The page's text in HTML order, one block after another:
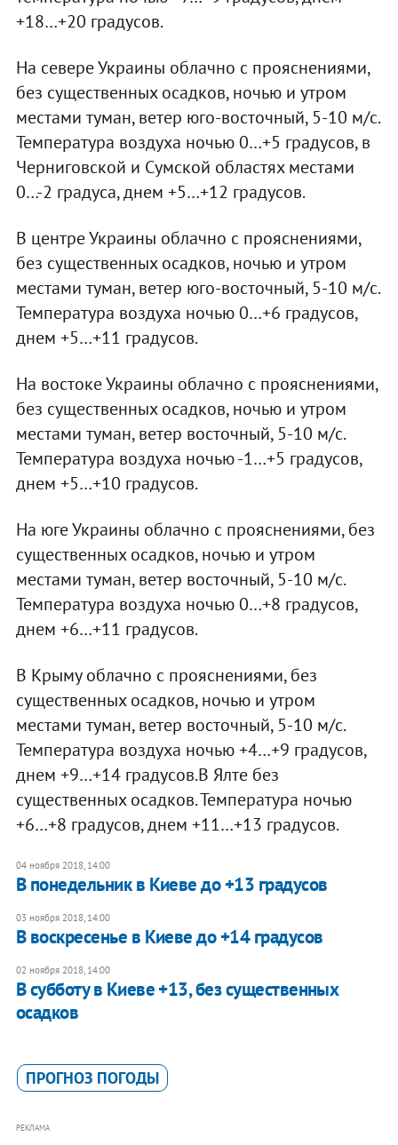
+18…+20 градусов.
На севере Украины облачно с прояснениями,
без существенных осадков, ночью и утром
местами туман, ветер юго-восточный, 5-10 м/с.
Температура воздуха ночью 0…+5 градусов, в
Черниговской и Сумской областях местами
0…-2 градуса, днем +5…+12 градусов.
В центре Украины облачно с прояснениями,
без существенных осадков, ночью и утром
местами туман, ветер юго-восточный, 5-10 м/с.
Температура воздуха ночью 0…+6 градусов,
днем +5…+11 градусов.
На востоке Украины облачно с прояснениями,
без существенных осадков, ночью и утром
местами туман, ветер восточный, 5-10 м/с.
Температура воздуха ночью -1…+5 градусов,
днем +5…+10 градусов.
На юге Украины облачно с прояснениями, без
существенных осадков, ночью и утром
местами туман, ветер восточный, 5-10 м/с.
Температура воздуха ночью 0…+8 градусов,
днем +6…+11 градусов.
В Крыму облачно с прояснениями, без
существенных осадков, ночью и утром
местами туман, ветер восточный, 5-10 м/с.
Температура воздуха ночью +4…+9 градусов,
днем +9…+14 градусов.В Ялте без
существенных осадков. Температура ночью
+6…+8 градусов, днем +11…+13 градусов.
04 ноября 2018, 14:00
В понедельник в Киеве до +13 градусов
03 ноября 2018, 14:00
В воскресенье в Киеве до +14 градусов
02 ноября 2018, 14:00
​В субботу в Киеве +13, без существенных
осадков
ПРОГНОЗ ПОГОДЫ
РЕКЛАМА